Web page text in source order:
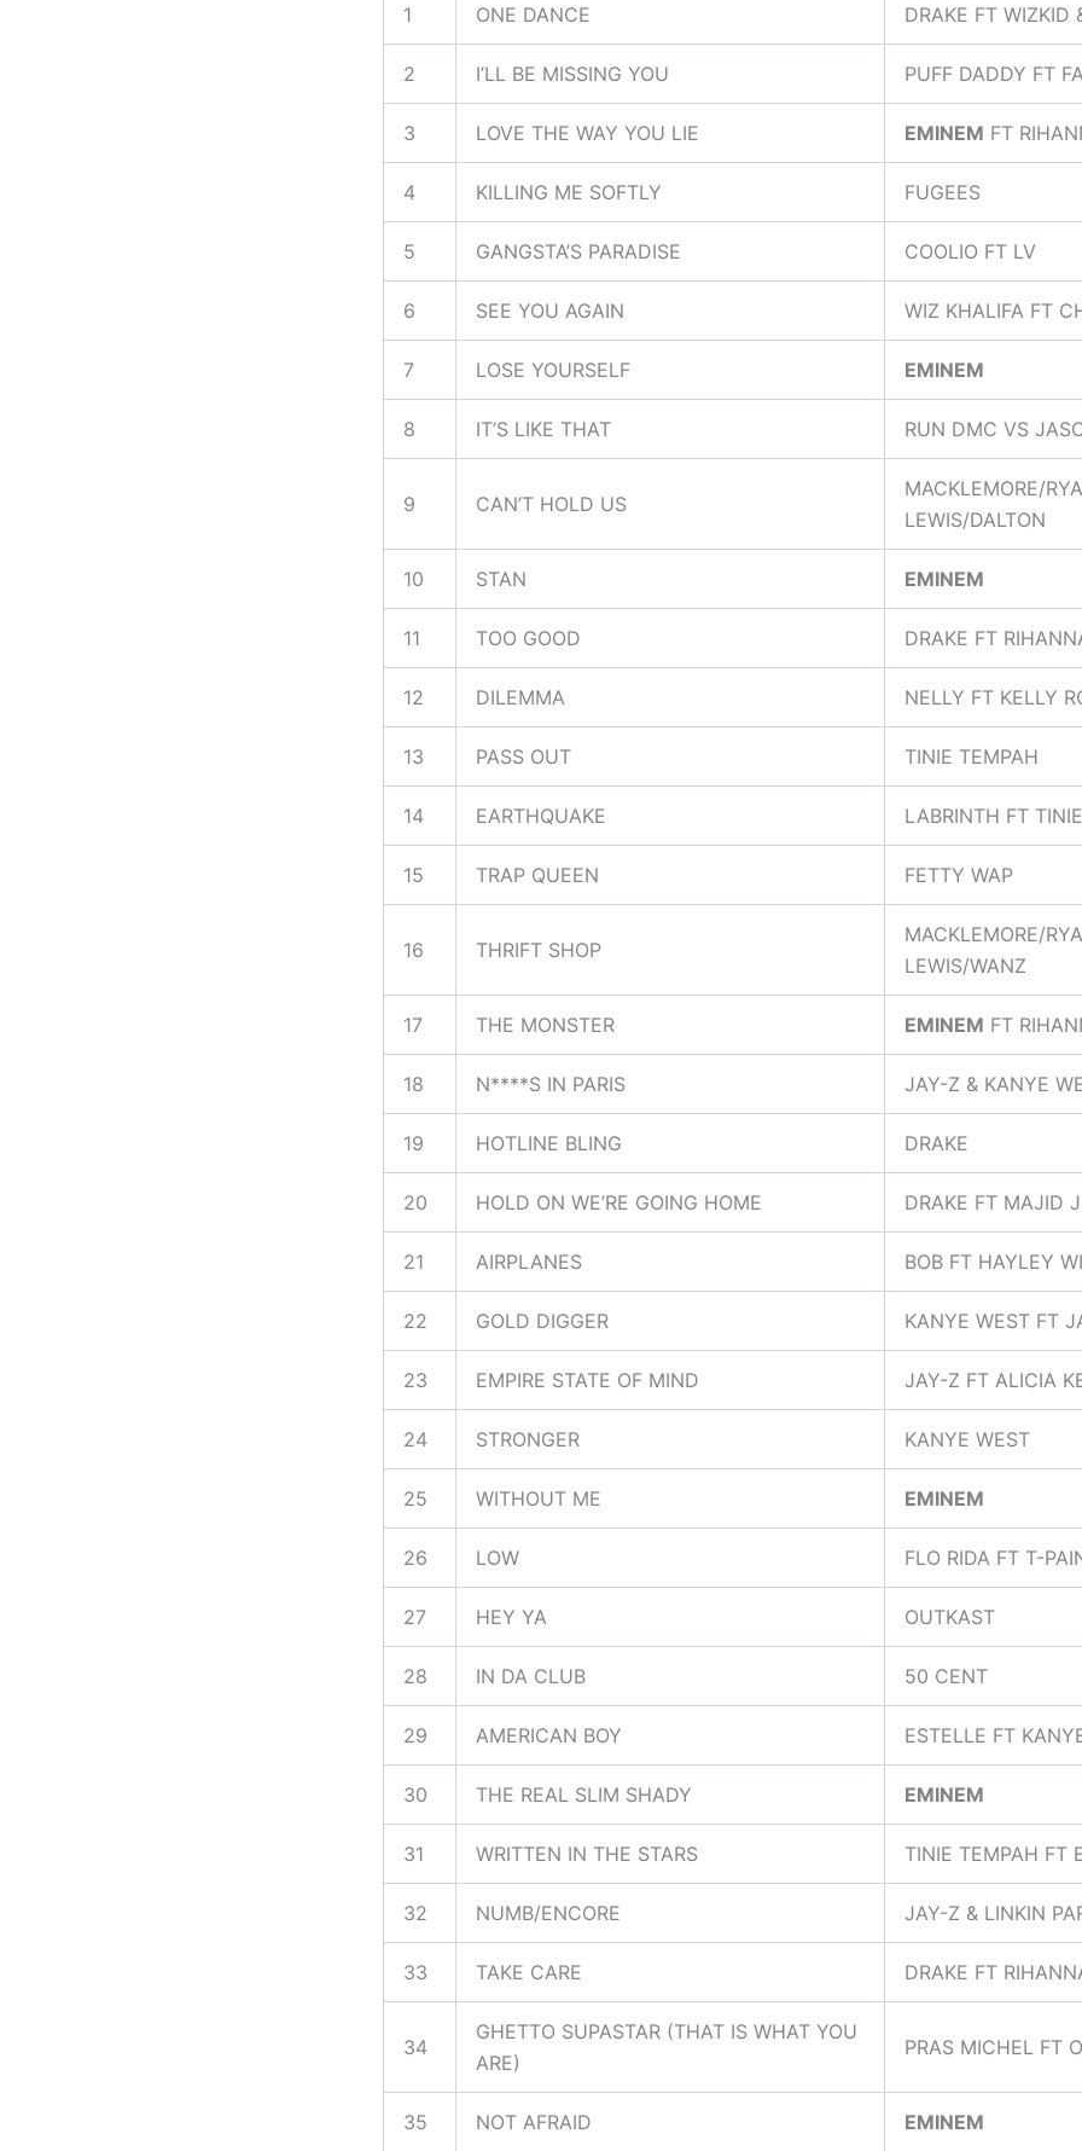
1 ONE DANCE DRAKE FT WIZKID
2 I’LL BE MISSING YOU PUFF DADDY FT
3 LOVE THE WAY YOU LIE EMINEM FT
4 KILLING ME SOFTLY FUGEES
5 GANGSTA’S PARADISE COOLIO FT LV
6 SEE YOU AGAIN WIZ KHALIFA FT
7 LOSE YOURSELF EMINEM
8 IT’S LIKE THAT RUN DMC VS
9 CAN’T HOLD US
MACKLEMORE/
LEWIS/DALTON
10 STAN EMINEM
11 TOO GOOD DRAKE FT
12 DILEMMA NELLY FT KELLY
13 PASS OUT TINIE TEMPAH
14 EARTHQUAKE LABRINTH FT
15 TRAP QUEEN FETTY WAP
16 THRIFT SHOP
MACKLEMORE/
LEWIS/WANZ
17 THE MONSTER EMINEM FT
18 N****S IN PARIS JAY-Z & KANYE
19 HOTLINE BLING DRAKE
20 HOLD ON WE’RE GOING HOME DRAKE FT MAJID
21 AIRPLANES BOB FT HAYLEY
22 GOLD DIGGER KANYE WEST FT
23 EMPIRE STATE OF MIND JAY-Z FT ALICIA
24 STRONGER KANYE WEST
25 WITHOUT ME EMINEM
26 LOW FLO RIDA FT T-
27 HEY YA OUTKAST
28 IN DA CLUB 50 CENT
29 AMERICAN BOY ESTELLE FT
30 THE REAL SLIM SHADY EMINEM
31 WRITTEN IN THE STARS TINIE TEMPAH FT
32 NUMB/ENCORE JAY-Z & LINKIN
33 TAKE CARE DRAKE FT
34
GHETTO SUPASTAR (THAT IS WHAT YOU
ARE)
PRAS MICHEL FT
35 NOT AFRAID EMINEM